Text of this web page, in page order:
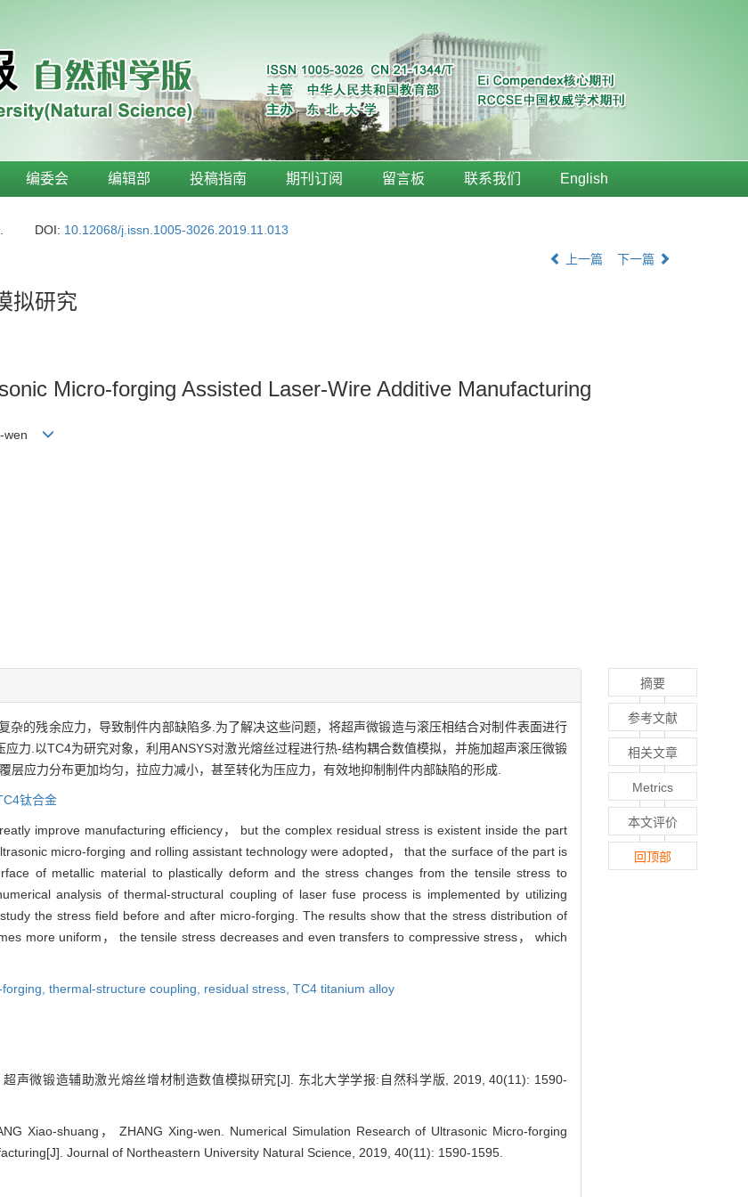
编委会 编辑部 投稿指南 期刊订阅 留言板 联系我们 English
DOI: 10.12068/j.issn.1005-3026.2019.11.013
上一篇 下一篇
拟研究
Micro-forging Assisted Laser-Wire Additive Manufacturing
wen
杂的残余应力，导致制件内部缺陷多.为了解决这些问题，将超声微锻造与滚压相结合对制件表面进行
力.以TC4为研究对象，利用ANSYS对激光熔丝过程进行热-结构耦合数值模拟，并施加超声滚压微锻
应力分布更加均匀，拉应力减小，甚至转化为压应力，有效地抑制制件内部缺陷的形成.
钛合金
improve manufacturing efficiency， but the complex residual stress is existent inside the part
micro-forging and rolling assistant technology were adopted， that the surface of the part is
of metallic material to plastically deform and the stress changes from the tensile stress to
analysis of thermal-structural coupling of laser fuse process is implemented by utilizing
the stress field before and after micro-forging. The results show that the stress distribution of
more uniform， the tensile stress decreases and even transfers to compressive stress， which
thermal-structure coupling, residual stress, TC4 titanium alloy
声微锻造辅助激光熔丝增材制造数值模拟研究[J]. 东北大学学报:自然科学版, 2019, 40(11): 1590-
Xiao-shuang， ZHANG Xing-wen. Numerical Simulation Research of Ultrasonic Micro-forging
Journal of Northeastern University Natural Science, 2019, 40(11): 1590-1595.
摘要
参考文献
相关文章
Metrics
本文评价
回顶部